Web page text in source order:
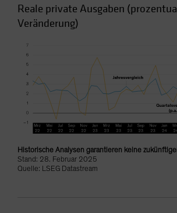
Reale private Ausgaben
Veränderung)
Historische Analysen garantieren keine
Stand: 28. Februar 2025
Quelle: LSEG Datastream